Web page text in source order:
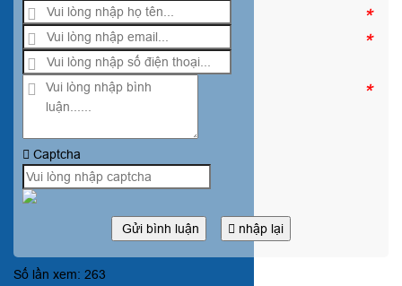
*
*
*
Captcha
Gửi bình luận nhập lại
Số lần xem: 263